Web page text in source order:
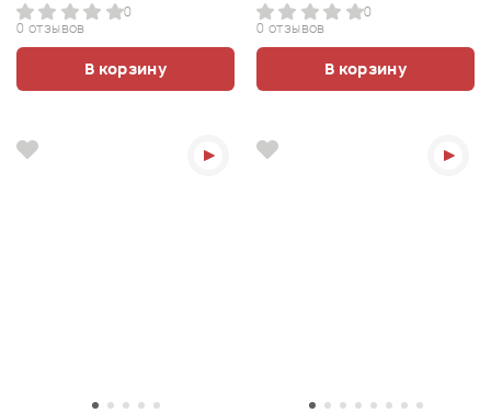
0
0 отзывов
В корзину
0
0 отзывов
В корзину